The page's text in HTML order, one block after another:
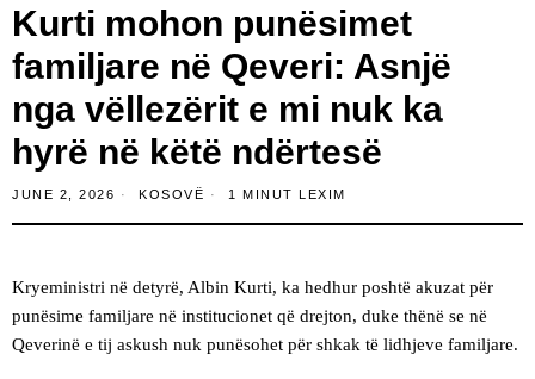
Kurti mohon punësimet
familjare në Qeveri: Asnjë
nga vëllezërit e mi nuk ka
hyrë në këtë ndërtesë
JUNE 2, 2026 KOSOVË 1 MINUT LEXIM
Kryeministri në detyrë, Albin Kurti, ka hedhur poshtë akuzat për
punësime familjare në institucionet që drejton, duke thënë se në
Qeverinë e tij askush nuk punësohet për shkak të lidhjeve familjare.